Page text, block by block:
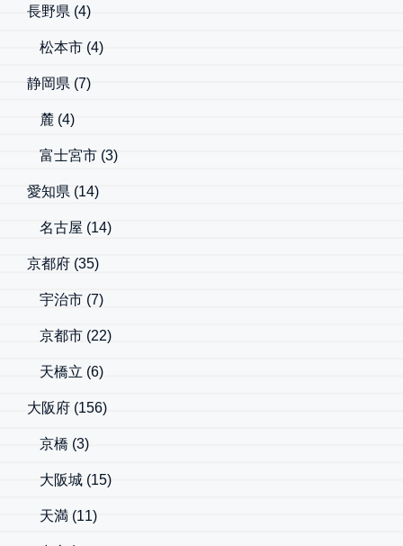
長野県 (4)
松本市 (4)
静岡県 (7)
麓 (4)
富士宮市 (3)
愛知県 (14)
名古屋 (14)
京都府 (35)
宇治市 (7)
京都市 (22)
天橋立 (6)
大阪府 (156)
京橋 (3)
大阪城 (15)
天満 (11)